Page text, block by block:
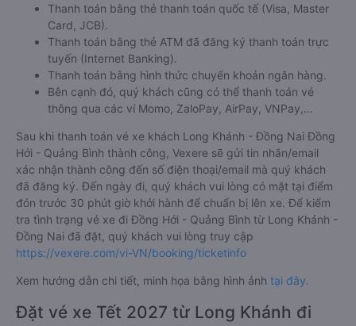
Thanh toán bằng thẻ thanh toán quốc tế (Visa, Master
Card, JCB).
Thanh toán bằng thẻ ATM đã đăng ký thanh toán trực
tuyến (Internet Banking).
Thanh toán bằng hình thức chuyển khoản ngân hàng.
Bên cạnh đó, quý khách cũng có thể thanh toán vé
thông qua các ví Momo, ZaloPay, AirPay, VNPay,…
Sau khi thanh toán vé xe khách Long Khánh - Đồng Nai Đồng
Hới - Quảng Bình thành công, Vexere sẽ gửi tin nhắn/email
xác nhận thành công đến số điện thoại/email mà quý khách
đã đăng ký. Đến ngày đi, quý khách vui lòng có mặt tại điểm
đón trước 30 phút giờ khởi hành để chuẩn bị lên xe. Để kiểm
tra tình trạng vé xe đi Đồng Hới - Quảng Bình từ Long Khánh -
Đồng Nai đã đặt, quý khách vui lòng truy cập
https://vexere.com/vi-VN/booking/ticketinfo
Xem hướng dẫn chi tiết, minh họa bằng hình ảnh tại đây.
Đặt vé xe Tết 2027 từ Long Khánh đi